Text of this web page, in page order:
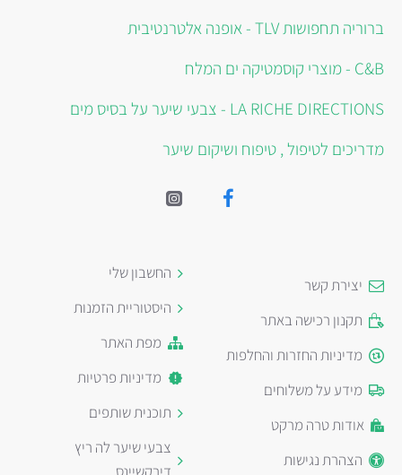
ברוריה תחפושות TLV - אופנה אלטרנטיבית
C&B - מוצרי קוסמטיקה ים המלח
LA RICHE DIRECTIONS - צבעי שיער על בסיס מים
מדריכים לטיפול , טיפוח ושיקום שיער
יצירת קשר
תקנון רכישה באתר
מדיניות החזרות והחלפות
מידע על משלוחים
אודות טרה מרקט
הצהרת נגישות
החשבון שלי
היסטוריית הזמנות
מפת האתר
מדיניות פרטיות
תוכנית שותפים
צבעי שיער לה ריץ